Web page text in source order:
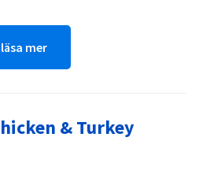
mer
& Turkey